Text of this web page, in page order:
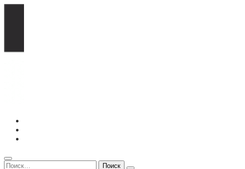
Перейти
содержимому
Найти: